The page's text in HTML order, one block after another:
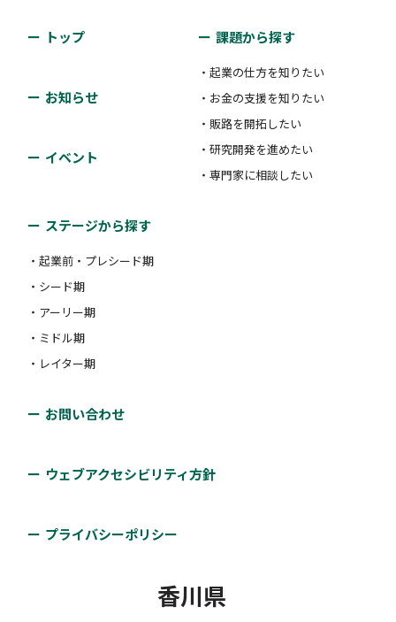
トップ
お知らせ
イベント
課題から探す
・起業の仕方を知りたい
・お金の支援を知りたい
・販路を開拓したい
・研究開発を進めたい
・専門家に相談したい
ステージから探す
・起業前・プレシード期
・シード期
・アーリー期
・ミドル期
・レイター期
お問い合わせ
ウェブアクセシビリティ方針
プライバシーポリシー
香川県